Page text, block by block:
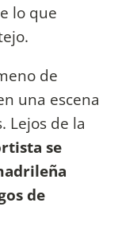
lo que
de
una escena
Lejos de la
se
de